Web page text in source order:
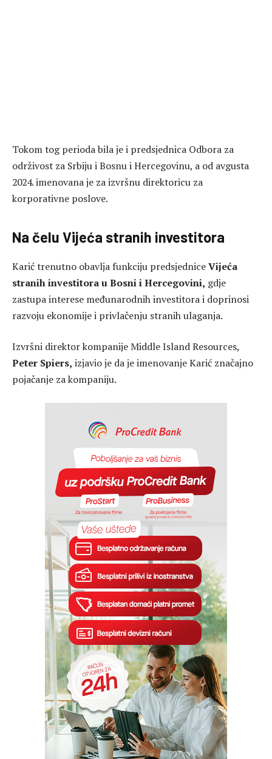
Tokom tog perioda bila je i predsjednica Odbora za
održivost za Srbiju i Bosnu i Hercegovinu, a od avgusta
2024. imenovana je za izvršnu direktoricu za
korporativne poslove.
Na čelu Vijeća stranih investitora
Karić trenutno obavlja funkciju predsjedniceVijeća
stranih investitora u Bosni i Hercegovini, gdje
zastupa interese međunarodnih investitora i doprinosi
razvoju ekonomije i privlačenju stranih ulaganja.
Izvršni direktor kompanije Middle Island Resources,
Peter Spiers, izjavio je da je imenovanje Karić značajno
pojačanje za kompaniju.